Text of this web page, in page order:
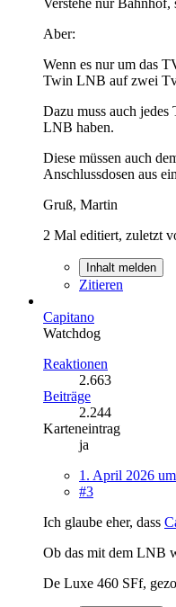
Aber:
Wenn es nur um das
Twin LNB auf zwei Tv
Dazu muss auch
LNB haben.
Diese müssen auch
Anschlussdosen aus
Gruß, Martin
2 Mal editiert, zuletzt
Inhalt melden
Zitieren
Capitano
Watchdog
Reaktionen
2.663
Beiträge
2.244
Karteneintrag
ja
1. April 2026
#3
Ich glaube eher, dass
Ob das mit dem LNB
De Luxe 460 SFf,